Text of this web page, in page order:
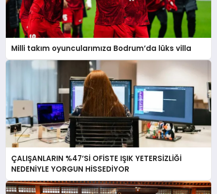
Milli takım oyuncularımıza Bodrum’da lüks villa
ÇALIŞANLARIN %47’Sİ OFİSTE IŞIK YETERSİZLİĞİ
NEDENİYLE YORGUN HİSSEDİYOR